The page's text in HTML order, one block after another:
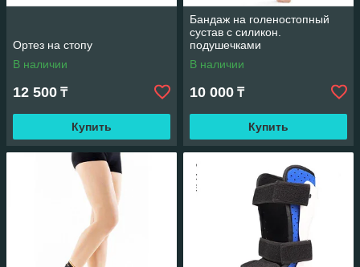
Ортез на стопу
В наличии
12 500 ₸
Купить
Бандаж на голеностопный
сустав с силикон.
подушечками
В наличии
10 000 ₸
Купить